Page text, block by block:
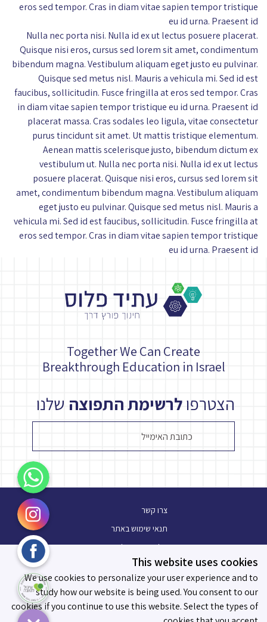
eros sed tempor. Cras in diam vitae sapien tempor tristique
eu id urna. Praesent id
Nulla nec porta nisi. Nulla id ex ut lectus posuere placerat.
Quisque nisi eros, cursus sed lorem sit amet, condimentum
bibendum magna. Vestibulum aliquam eget justo eu pulvinar.
Quisque sed metus nisl. Mauris a vehicula mi. Sed id est
faucibus, sollicitudin. Fusce fringilla at eros sed tempor. Cras
in diam vitae sapien tempor tristique eu id urna. Praesent id
placerat massa. Cras sodales leo ligula, vitae consectetur
purus tincidunt sit amet. Ut mattis tristique elementum.
Aenean mattis scelerisque justo, bibendum dictum ex
vestibulum ut. Nulla nec porta nisi. Nulla id ex ut lectus
posuere placerat. Quisque nisi eros, cursus sed lorem sit
amet, condimentum bibendum magna. Vestibulum aliquam
eget justo eu pulvinar. Quisque sed metus nisl. Mauris a
vehicula mi. Sed id est faucibus, sollicitudin. Fusce fringilla at
eros sed tempor. Cras in diam vitae sapien tempor tristique
eu id urna. Praesent id
Together We Can Create
Breakthrough Education in Israel
הצטרפולרשימת התפוצה שלנו
צרו קשר
תנאי שימוש באתר
מלגת עתיד פלוס
בלוג
תו מידות לאפקטיביות
This website uses cookies
We use cookies to personalize your user experience and to
study how our website is being used. You consent to our
cookies if you continue to use this website. Select the types of
WhatsApp
Instagram
Facebook
עיגול לטובה